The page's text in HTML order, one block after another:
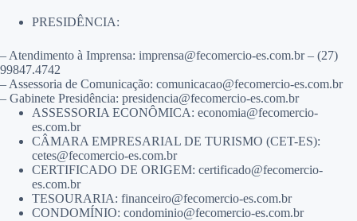
PRESIDÊNCIA:
– Atendimento à Imprensa: imprensa@fecomercio-es.com.br – (27)
99847.4742
– Assessoria de Comunicação: comunicacao@fecomercio-es.com.br
– Gabinete Presidência: presidencia@fecomercio-es.com.br
ASSESSORIA ECONÔMICA: economia@fecomercio-
es.com.br
CÂMARA EMPRESARIAL DE TURISMO (CET-ES):
cetes@fecomercio-es.com.br
CERTIFICADO DE ORIGEM: certificado@fecomercio-
es.com.br
TESOURARIA: financeiro@fecomercio-es.com.br
CONDOMÍNIO: condominio@fecomercio-es.com.br